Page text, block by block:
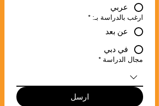
عربي
ارغب بالدراسة بـ: *
عن بعد
في دبي
مجال الدراسة *
ارسل